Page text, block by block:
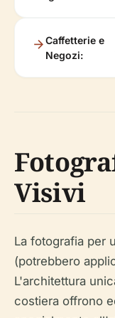
Caffetterie e
Negozi:
Visivi
La fotografia per
(potrebbero
L'architettura
costiera offrono